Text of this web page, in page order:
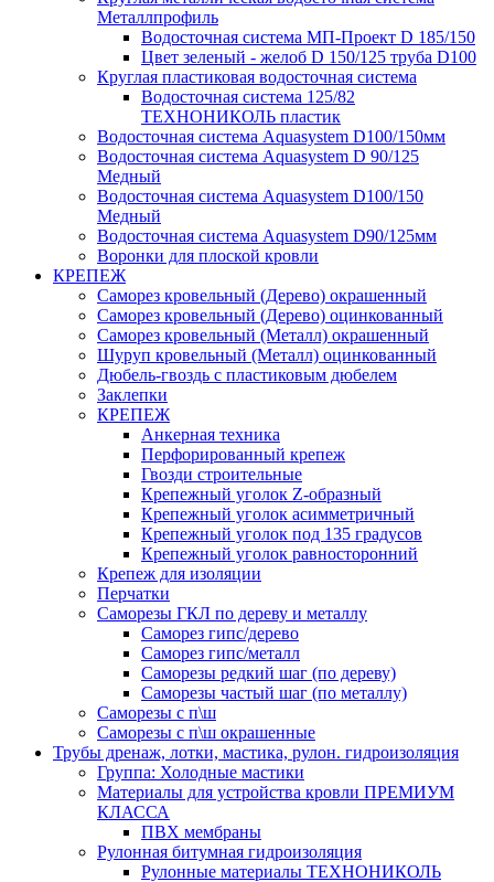
Металлпрофиль
Водосточная система МП-Проект D 185/150
Цвет зеленый - желоб D 150/125 труба D100
Круглая пластиковая водосточная система
Водосточная система 125/82
ТЕХНОНИКОЛЬ пластик
Водосточная система Aquasystem D100/150мм
Водосточная система Aquasystem D 90/125
Медный
Водосточная система Aquasystem D100/150
Медный
Водосточная система Aquasystem D90/125мм
Воронки для плоской кровли
КРЕПЕЖ
Саморез кровельный (Дерево) окрашенный
Саморез кровельный (Дерево) оцинкованный
Саморез кровельный (Металл) окрашенный
Шуруп кровельный (Металл) оцинкованный
Дюбель-гвоздь с пластиковым дюбелем
Заклепки
КРЕПЕЖ
Анкерная техника
Перфорированный крепеж
Гвозди строительные
Крепежный уголок Z-образный
Крепежный уголок асимметричный
Крепежный уголок под 135 градусов
Крепежный уголок равносторонний
Крепеж для изоляции
Перчатки
Саморезы ГКЛ по дереву и металлу
Саморез гипс/дерево
Саморез гипс/металл
Саморезы редкий шаг (по дереву)
Саморезы частый шаг (по металлу)
Саморезы с п\ш
Саморезы с п\ш окрашенные
Трубы дренаж, лотки, мастика, рулон. гидроизоляция
Группа: Холодные мастики
Материалы для устройства кровли ПРЕМИУМ
КЛАССА
ПВХ мембраны
Рулонная битумная гидроизоляция
Рулонные материалы ТЕХНОНИКОЛЬ